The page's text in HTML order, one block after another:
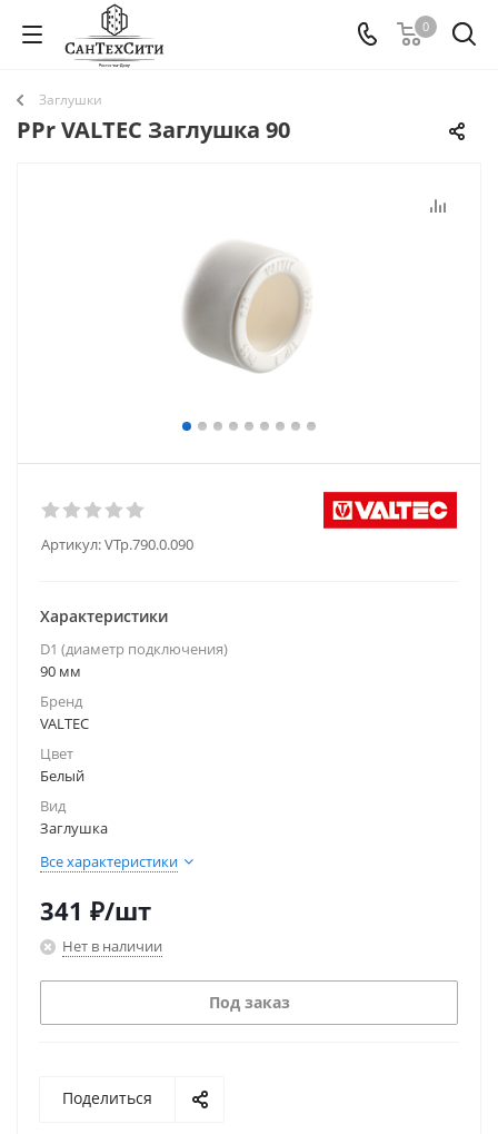
0
Заглушки
PPr VALTEC Заглушка 90
Артикул:VTp.790.0.090
Характеристики
D1 (диаметр подключения)
90 мм
Бренд
VALTEC
Цвет
Белый
Вид
Заглушка
Все характеристики
341 ₽/шт
Нет в наличии
Под заказ
Поделиться